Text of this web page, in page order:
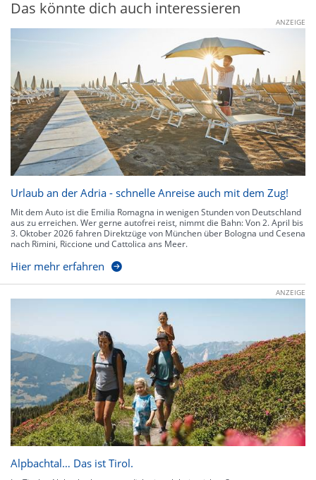
Das könnte dich auch interessieren
ANZEIGE
Urlaub an der Adria - schnelle Anreise auch mit dem Zug!
Mit dem Auto ist die Emilia Romagna in wenigen Stunden von Deutschland
aus zu erreichen. Wer gerne autofrei reist, nimmt die Bahn: Von 2. April bis
3. Oktober 2026 fahren Direktzüge von München über Bologna und Cesena
nach Rimini, Riccione und Cattolica ans Meer.
Hier mehr erfahren
ANZEIGE
Alpbachtal… Das ist Tirol.